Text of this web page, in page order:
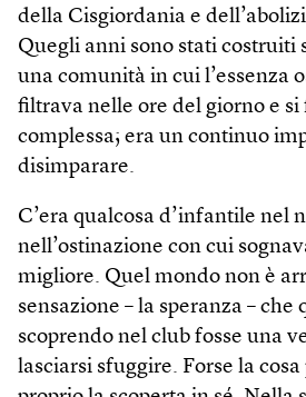
della Cisgiordania e
Quegli anni sono stati costruiti
una comunità in cui l’essenza
filtrava nelle ore del giorno e si
complessa; era un continuo
disimparare.
C’era qualcosa d’infantile nel
nell’ostinazione con cui
migliore. Quel mondo non è
sensazione – la speranza –
scoprendo nel club fosse una
lasciarsi sfuggire. Forse la